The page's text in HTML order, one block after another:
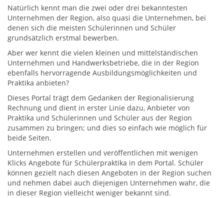
Natürlich kennt man die zwei oder drei bekanntesten
Unternehmen der Region, also quasi die Unternehmen, bei
denen sich die meisten Schülerinnen und Schüler
grundsätzlich erstmal bewerben.
Aber wer kennt die vielen kleinen und mittelständischen
Unternehmen und Handwerksbetriebe, die in der Region
ebenfalls hervorragende Ausbildungsmöglichkeiten und
Praktika anbieten?
Dieses Portal trägt dem Gedanken der Regionalisierung
Rechnung und dient in erster Linie dazu, Anbieter von
Praktika und Schülerinnen und Schüler aus der Region
zusammen zu bringen; und dies so einfach wie möglich für
beide Seiten.
Unternehmen erstellen und veröffentlichen mit wenigen
Klicks Angebote für Schülerpraktika in dem Portal. Schüler
können gezielt nach diesen Angeboten in der Region suchen
und nehmen dabei auch diejenigen Unternehmen wahr, die
in dieser Region vielleicht weniger bekannt sind.